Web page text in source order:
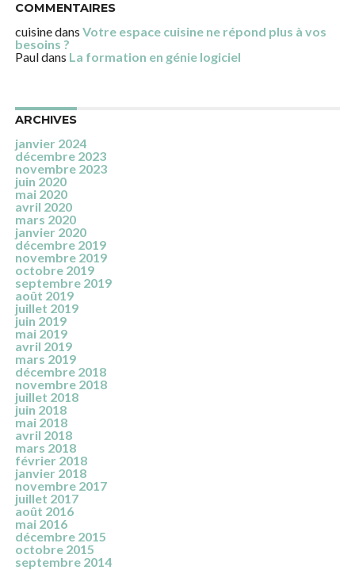
COMMENTAIRES
cuisinedans Votre espace cuisine ne répond plus à vos
besoins ?
Pauldans La formation en génie logiciel
ARCHIVES
janvier 2024
décembre 2023
novembre 2023
juin 2020
mai 2020
avril 2020
mars 2020
janvier 2020
décembre 2019
novembre 2019
octobre 2019
septembre 2019
août 2019
juillet 2019
juin 2019
mai 2019
avril 2019
mars 2019
décembre 2018
novembre 2018
juillet 2018
juin 2018
mai 2018
avril 2018
mars 2018
février 2018
janvier 2018
novembre 2017
juillet 2017
août 2016
mai 2016
décembre 2015
octobre 2015
septembre 2014